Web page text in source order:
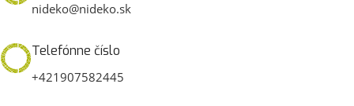
nideko@nideko.sk
Telefónne číslo
+421907582445